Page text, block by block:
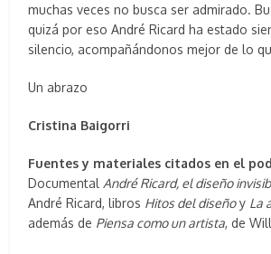
muchas veces no busca ser admirado.
quizá por eso André Ricard ha estado
silencio, acompañándonos mejor de lo
Un abrazo
Cristina Baigorri
Fuentes y materiales citados en el
Documental André Ricard, el diseño
André Ricard, libros Hitos del diseñoy La
además de Piensa como un artista, de